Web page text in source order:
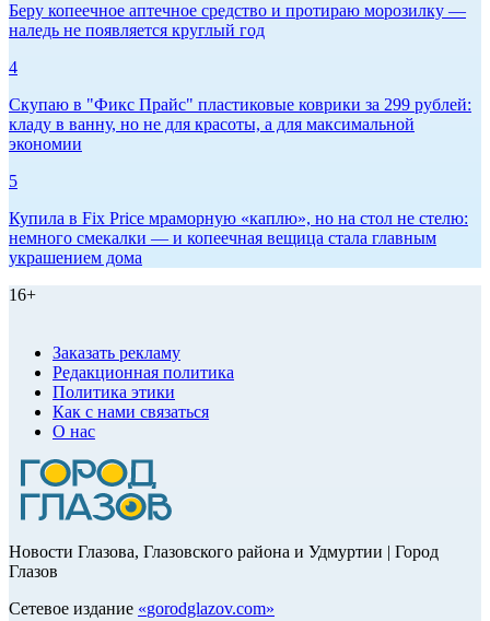
Беру копеечное аптечное средство и протираю морозилку —
наледь не появляется круглый год
4
Скупаю в "Фикс Прайс" пластиковые коврики за 299 рублей:
кладу в ванну, но не для красоты, а для максимальной
экономии
5
Купила в Fix Price мраморную «каплю», но на стол не стелю:
немного смекалки — и копеечная вещица стала главным
украшением дома
16+
Заказать рекламу
Редакционная политика
Политика этики
Как с нами связаться
О нас
Новости Глазова, Глазовского района и Удмуртии | Город
Глазов
Сетевое издание «gorodglazov.com»